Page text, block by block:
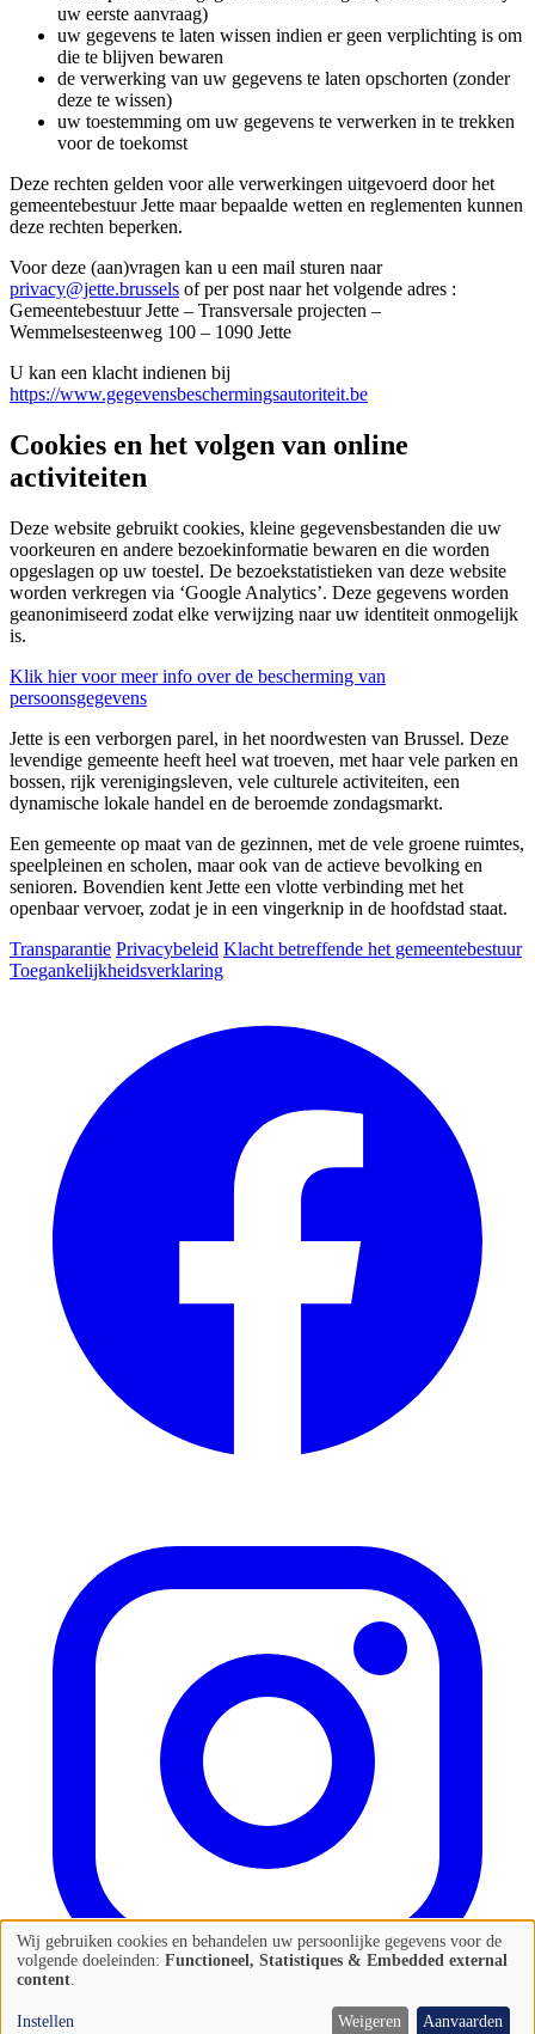
uw eerste aanvraag)
uw gegevens te laten wissen indien er geen verplichting is om
die te blijven bewaren
de verwerking van uw gegevens te laten opschorten (zonder
deze te wissen)
uw toestemming om uw gegevens te verwerken in te trekken
voor de toekomst
Deze rechten gelden voor alle verwerkingen uitgevoerd door het
gemeentebestuur Jette maar bepaalde wetten en reglementen kunnen
deze rechten beperken.
Voor deze (aan)vragen kan u een mail sturen naar
privacy@jette.brussels of per post naar het volgende adres :
Gemeentebestuur Jette – Transversale projecten –
Wemmelsesteenweg 100 – 1090 Jette
U kan een klacht indienen bij
https://www.gegevensbeschermingsautoriteit.be
Cookies en het volgen van online
activiteiten
Deze website gebruikt cookies, kleine gegevensbestanden die uw
voorkeuren en andere bezoekinformatie bewaren en die worden
opgeslagen op uw toestel. De bezoekstatistieken van deze website
worden verkregen via ‘Google Analytics’. Deze gegevens worden
geanonimiseerd zodat elke verwijzing naar uw identiteit onmogelijk
is.
Klik hier voor meer info over de bescherming van
persoonsgegevens
Jette is een verborgen parel, in het noordwesten van Brussel. Deze
levendige gemeente heeft heel wat troeven, met haar vele parken en
bossen, rijk verenigingsleven, vele culturele activiteiten, een
dynamische lokale handel en de beroemde zondagsmarkt.
Een gemeente op maat van de gezinnen, met de vele groene ruimtes,
speelpleinen en scholen, maar ook van de actieve bevolking en
senioren. Bovendien kent Jette een vlotte verbinding met het
openbaar vervoer, zodat je in een vingerknip in de hoofdstad staat.
Transparantie Privacybeleid Klacht betreffende het gemeentebestuur
Toegankelijkheidsverklaring
Gebruik
van
persoonlijke
Wij gebruiken cookies en behandelen uw persoonlijke gegevens voor de
volgende doeleinden: Functioneel, Statistiques & Embedded external
content
Instellen Weigeren Aanvaarden